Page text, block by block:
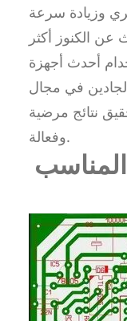
وزيادة سرعة
عن الكنوز أكثر
أحدث أجهزة
في مجال
نتائج مرضية
وفعالة.
المناسب